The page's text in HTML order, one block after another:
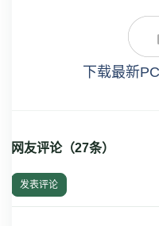
下载最新
网友评论（27条）
发表评论